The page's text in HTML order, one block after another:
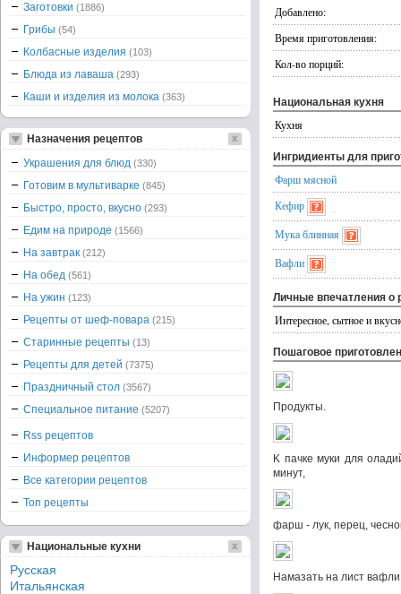
Добавлено:
Время приготовления:
Кол-во порций:
Национальная кухня
Кухня
Ингридиенты для
Фарш мясной
Кефир
Мука блинная
Вафли
Личные впечатления о
Интересное, сытное и
Пошаговое
Продукты.
K пачке муки для
минут,
фарш - лук, перец,
Намазать на лист
Заготовки (1886)
Грибы (54)
Колбасные изделия (103)
Блюда из лаваша (293)
Каши и изделия из молока (363)
Назначения рецептов
Украшения для блюд (330)
Готовим в мультиварке (845)
Быстро, просто, вкусно (293)
Едим на природе (1566)
На завтрак (212)
На обед (561)
На ужин (123)
Рецепты от шеф-повара (215)
Старинные рецепты (13)
Рецепты для детей (7375)
Праздничный стол (3567)
Специальное питание (5207)
Rss рецептов
Информер рецептов
Все категории рецептов
Топ рецепты
Национальные кухни
Русская
Итальянская